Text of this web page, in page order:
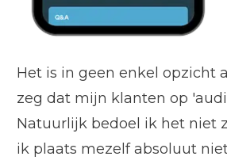
Het is in geen enkel opzicht
zeg dat mijn klanten op
Natuurlijk bedoel ik het niet
ik plaats mezelf absoluut